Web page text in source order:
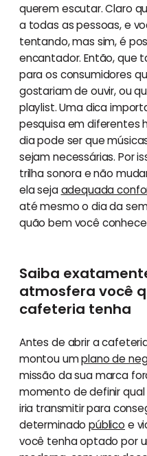
querem escutar. Claro
a todas as pessoas, e
tentando, mas sim, é
encantador. Então, que
para os consumidores
gostariam de ouvir, ou
playlist. Uma dica
pesquisa em diferentes
dia pode ser que
sejam necessárias. Por
trilha sonora e não
ela sejaadequada
até mesmo o dia da
quão bem você
Saiba
atmosfera você
cafeteria tenha
Antes de abrir a
montou umplano de
missão da sua marca
momento de definir
iria transmitir para
determinadopúblico e
você tenha optado por